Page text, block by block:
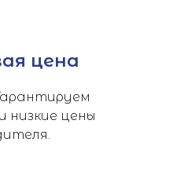
цена
низкие цены